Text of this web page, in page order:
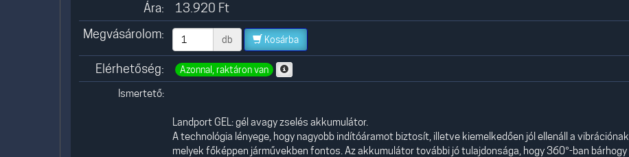
Ára: 13.920 Ft
Megvásárolom:
db Kosárba
Elérhetőség: Azonnal, raktáron van
Ismertető:
Landport GEL: gél avagy zselés akkumulátor.
A technológia lényege, hogy nagyobb indítóáramot biztosít, illetve kiemelkedően jól ellenáll a vibrációnak,
melyek főképpen járművekben fontos. Az akkumulátor további jó tulajdonsága, hogy 360°-ban bárhogy